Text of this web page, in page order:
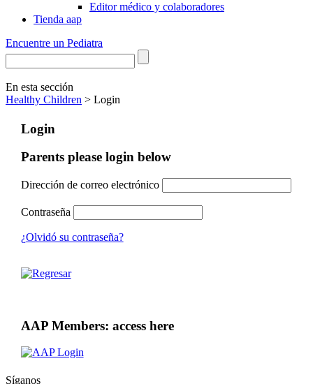
Editor médico y colaboradores
Tienda aap
Encuentre un Pediatra
En esta sección
Healthy Children > Login
Login
Parents please login below
Dirección de correo electrónico
Contraseña
¿Olvidó su contraseña?
AAP Members: access here
Síganos